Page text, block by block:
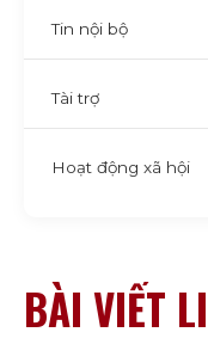
Tin nội bộ
Tài trợ
Hoạt động xã hội
BÀI VIẾT